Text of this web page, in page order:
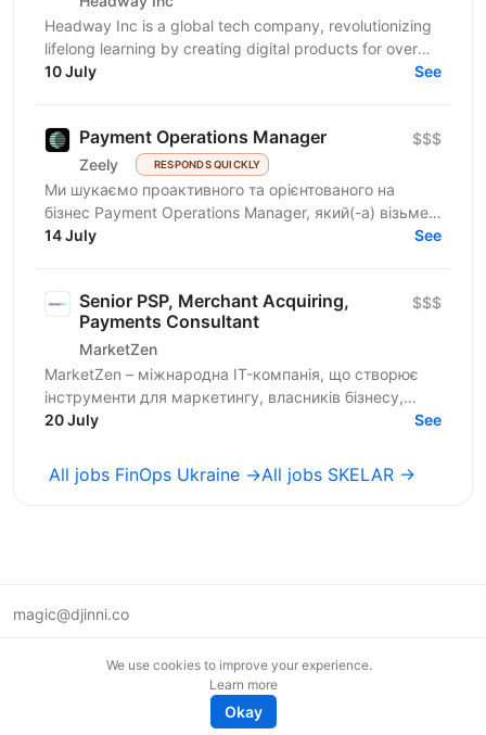
Headway Inc is a global tech company, revolutionizing
lifelong learning by creating digital products for over
150 million users worldwide. Our mission is to...
10 July See
Payment Operations Manager
Zeely RESPONDS QUICKLY
$$$
Ми шукаємо проактивного та орієнтованого на
бізнес Payment Operations Manager, який(-а) візьме
на себе відповідальність за управління платіжними
14 July See
Senior PSP, Merchant Acquiring,
Payments Consultant
MarketZen
$$$
MarketZen – міжнародна IT-компанія, що створює
інструменти для маркетингу, власників бізнесу,
вебмайстрів і SEO-спеціалістів у США, Європі та по
20 July See
All jobs FinOps Ukraine →All jobs SKELAR →
magic@djinni.co
We use cookies to improve your experience.
Learn more
Okay